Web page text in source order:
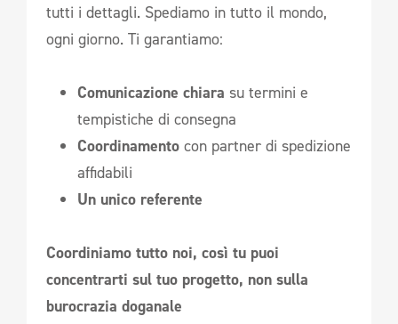
tutti i dettagli. Spediamo in tutto il mondo,
ogni giorno. Ti garantiamo:
Comunicazione chiara su termini e
tempistiche di consegna
Coordinamento con partner di spedizione
affidabili
Un unico referente
Coordiniamo tutto noi, così tu puoi
concentrarti sul tuo progetto, non sulla
burocrazia doganale